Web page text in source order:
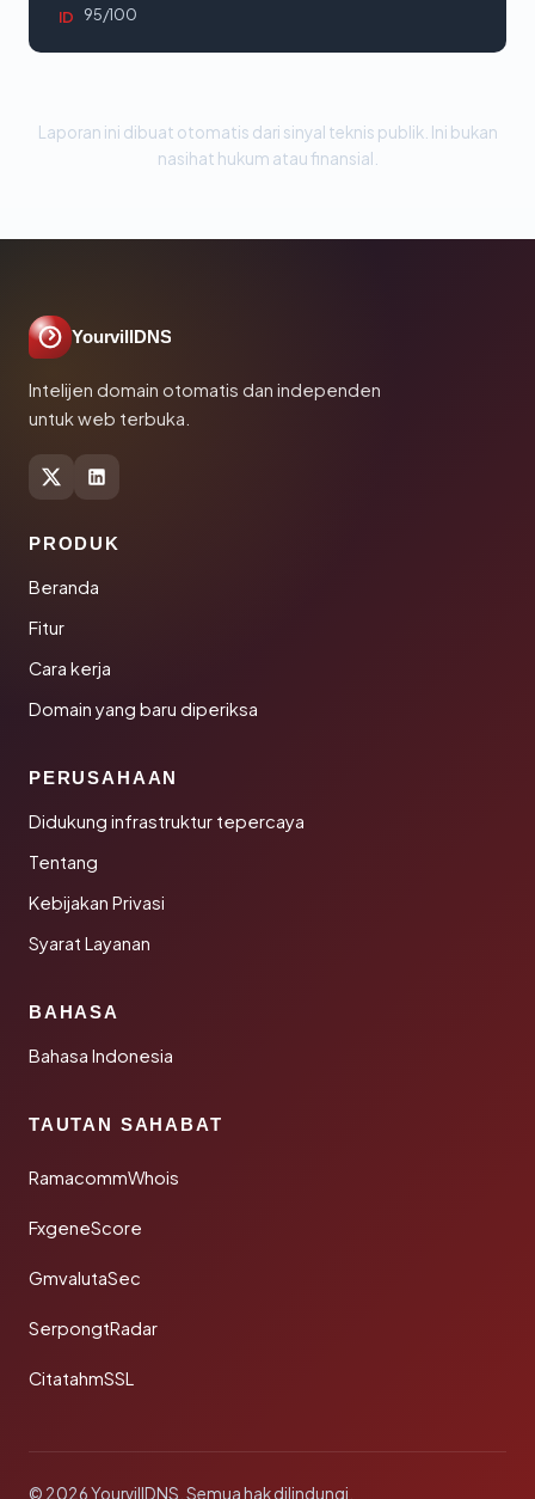
ID 95/100
Laporan ini dibuat otomatis dari sinyal teknis publik. Ini bukan
nasihat hukum atau finansial.
YourvillDNS
Intelijen domain otomatis dan independen
untuk web terbuka.
PRODUK
Beranda
Fitur
Cara kerja
Domain yang baru diperiksa
PERUSAHAAN
Didukung infrastruktur tepercaya
Tentang
Kebijakan Privasi
Syarat Layanan
BAHASA
Bahasa Indonesia
TAUTAN SAHABAT
RamacommWhois
FxgeneScore
GmvalutaSec
SerpongtRadar
CitatahmSSL
© 2026 YourvillDNS. Semua hak dilindungi.